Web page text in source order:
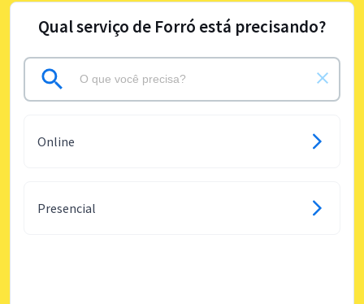
Qual serviço de Forró está precisando?
Online
Presencial